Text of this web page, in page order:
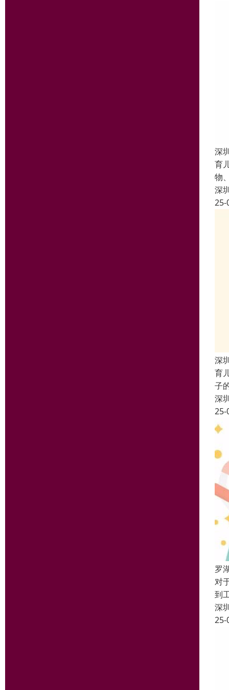
深
育
物
深
25-
深
育
子
深
25-
罗
对
到
深
25-